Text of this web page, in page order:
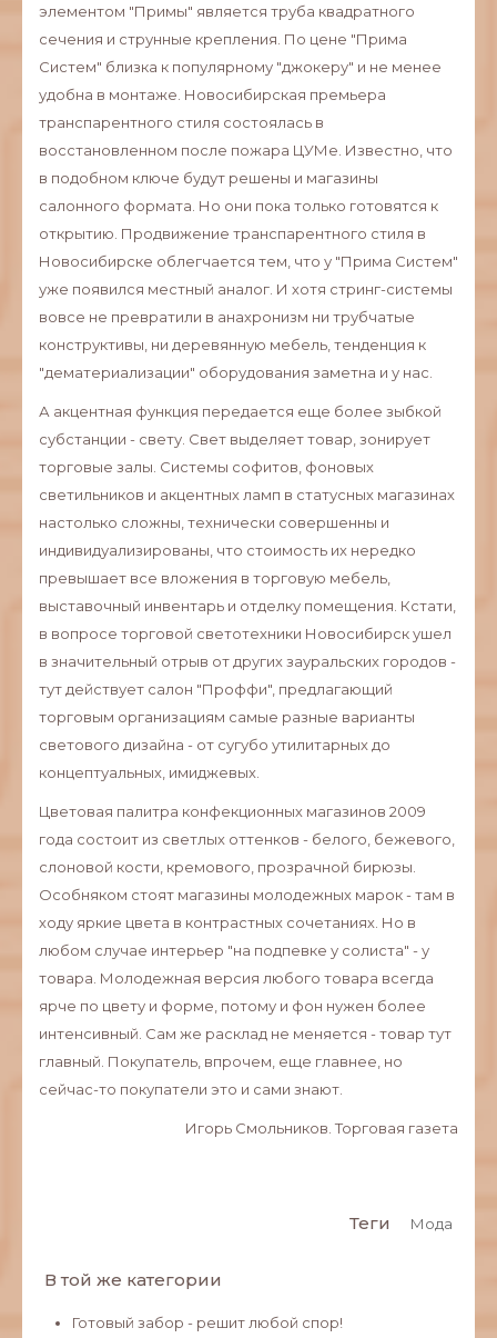
элементом "Примы" является труба квадратного
сечения и струнные крепления. По цене "Прима
Систем" близка к популярному "джокеру" и не менее
удобна в монтаже. Новосибирская премьера
транспарентного стиля состоялась в
восстановленном после пожара ЦУМе. Известно, что
в подобном ключе будут решены и магазины
салонного формата. Но они пока только готовятся к
открытию. Продвижение транспарентного стиля в
Новосибирске облегчается тем, что у "Прима Систем"
уже появился местный аналог. И хотя стринг-системы
вовсе не превратили в анахронизм ни трубчатые
конструктивы, ни деревянную мебель, тенденция к
"дематериализации" оборудования заметна и у нас.
А акцентная функция передается еще более зыбкой
субстанции - свету. Свет выделяет товар, зонирует
торговые залы. Системы софитов, фоновых
светильников и акцентных ламп в статусных магазинах
настолько сложны, технически совершенны и
индивидуализированы, что стоимость их нередко
превышает все вложения в торговую мебель,
выставочный инвентарь и отделку помещения. Кстати,
в вопросе торговой светотехники Новосибирск ушел
в значительный отрыв от других зауральских городов -
тут действует салон "Проффи", предлагающий
торговым организациям самые разные варианты
светового дизайна - от сугубо утилитарных до
концептуальных, имиджевых.
Цветовая палитра конфекционных магазинов 2009
года состоит из светлых оттенков - белого, бежевого,
слоновой кости, кремового, прозрачной бирюзы.
Особняком стоят магазины молодежных марок - там в
ходу яркие цвета в контрастных сочетаниях. Но в
любом случае интерьер "на подпевке у солиста" - у
товара. Молодежная версия любого товара всегда
ярче по цвету и форме, потому и фон нужен более
интенсивный. Сам же расклад не меняется - товар тут
главный. Покупатель, впрочем, еще главнее, но
сейчас-то покупатели это и сами знают.
Игорь Смольников. Торговая газета
Теги Мода
В той же категории
Готовый забор - решит любой спор!